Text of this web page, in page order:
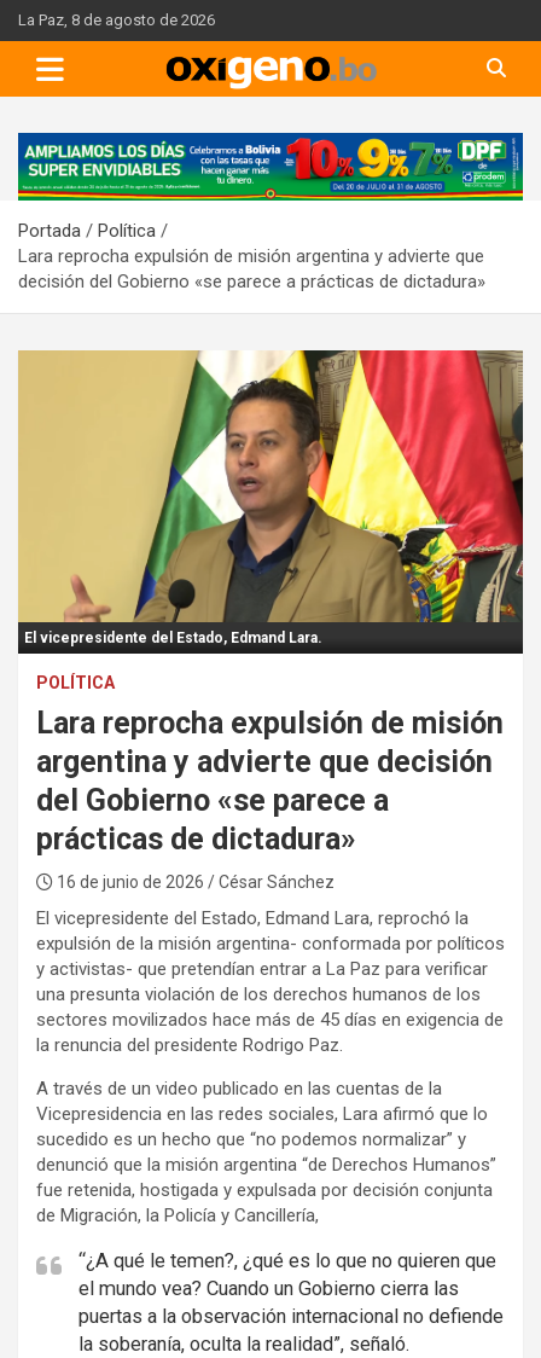
Skip
to
content
La Paz, 8 de agosto de 2026
A
d
e
r
t
Portada
Política
Lara reprocha expulsión de misión argentina y advierte que
decisión del Gobierno «se parece a prácticas de dictadura»
El vicepresidente del Estado, Edmand Lara.
POLÍTICA
Lara reprocha expulsión de misión
argentina y advierte que decisión
del Gobierno «se parece a
prácticas de dictadura»
16 de junio de 2026 / César Sánchez
El vicepresidente del Estado, Edmand Lara, reprochó la
expulsión de la misión argentina- conformada por políticos
y activistas- que pretendían entrar a La Paz para verificar
una presunta violación de los derechos humanos de los
sectores movilizados hace más de 45 días en exigencia de
la renuncia del presidente Rodrigo Paz.
A través de un video publicado en las cuentas de la
Vicepresidencia en las redes sociales, Lara afirmó que lo
sucedido es un hecho que “no podemos normalizar” y
denunció que la misión argentina “de Derechos Humanos”
fue retenida, hostigada y expulsada por decisión conjunta
de Migración, la Policía y Cancillería,
“¿A qué le temen?, ¿qué es lo que no quieren que
el mundo vea? Cuando un Gobierno cierra las
puertas a la observación internacional no defiende
la soberanía, oculta la realidad”, señaló.